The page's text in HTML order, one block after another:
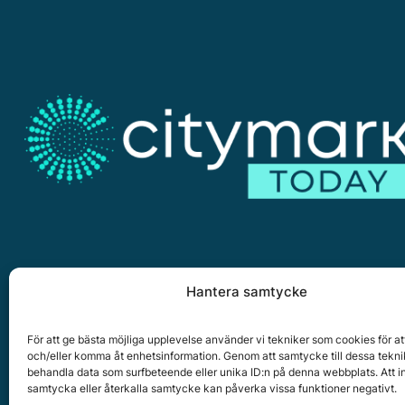
Hantera samtycke
För att ge bästa möjliga upplevelse använder vi tekniker som cookies för
och/eller komma åt enhetsinformation. Genom att samtycke till dessa
behandla data som surfbeteende eller unika ID:n på denna webbplats. Att
samtycka eller återkalla samtycke kan påverka vissa funktioner negativt.
www.citymark.se, Tel. växel 0651-15050,Policy för
Copyright © 2025 All rights reserved.